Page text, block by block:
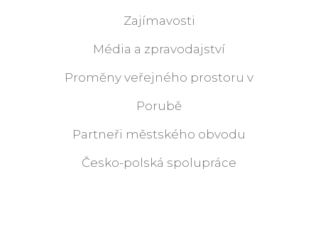
Zajímavosti
Média a zpravodajství
Proměny veřejného prostoru v
Porubě
Partneři městského obvodu
Česko-polská spolupráce